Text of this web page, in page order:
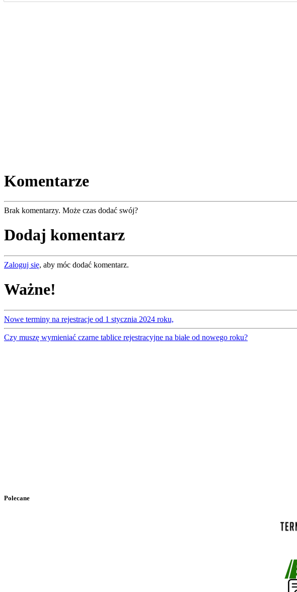
Komentarze
Brak komentarzy. Może czas dodać swój?
Dodaj komentarz
Zaloguj się, aby móc dodać komentarz.
Ważne!
Nowe terminy na rejestracje od 1 stycznia 2024 roku,
Czy muszę wymieniać czarne tablice rejestracyjne na białe od nowego roku?
Polecane